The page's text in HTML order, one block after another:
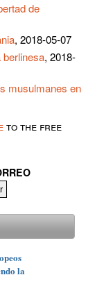
de
, 2018-05-07
berlinesa, 2018-
musulmanes en
to the free
la